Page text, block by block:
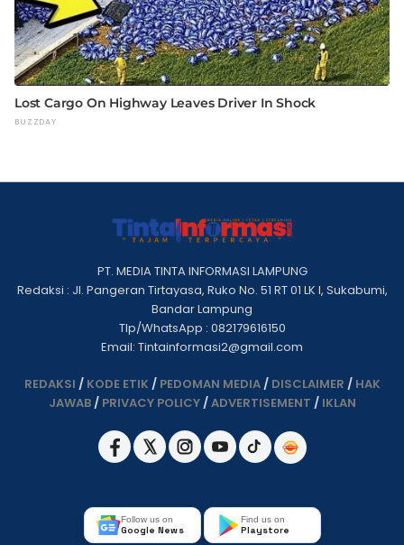
PT. MEDIA TINTA INFORMASI LAMPUNG
Redaksi : Jl. Pangeran Tirtayasa, Ruko No. 51 RT 01 LK I, Sukabumi,
Bandar Lampung
Tlp/WhatsApp : 082179616150
Email: Tintainformasi2@gmail.com
REDAKSI / KODE ETIK / PEDOMAN MEDIA/ DISCLAIMER / HAK
JAWAB/ PRIVACY POLICY/ADVERTISEMENT / IKLAN
Follow us on
Google News
Find us on
Playstore